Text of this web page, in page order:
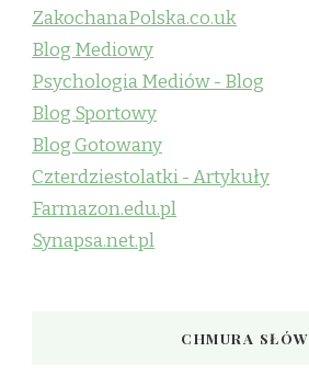
ZakochanaPolska.co.uk
Blog Mediowy
Psychologia Mediów - Blog
Blog Sportowy
Blog Gotowany
Czterdziestolatki - Artykuły
Farmazon.edu.pl
Synapsa.net.pl
CHMURA SŁÓW